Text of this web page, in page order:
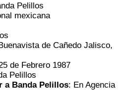
Pelillos
mexicana
de Cañedo Jalisco,
de Febrero 1987
Pelillos
a Banda Pelillos: En Agencia